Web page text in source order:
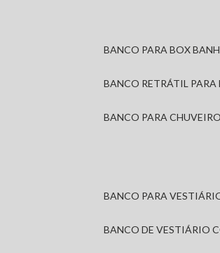
BANCO PARA BOX
BANCO RETRÁTIL
BANCO PARA CHUVEIRO
BANCO PARA
BANCO DE VESTIÁRIO